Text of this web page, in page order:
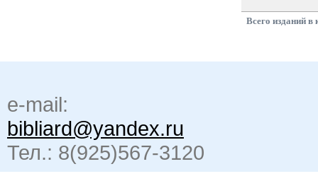
Всего
e-mail:
bibliard@yandex.ru
Тел.: 8(925)567-3120